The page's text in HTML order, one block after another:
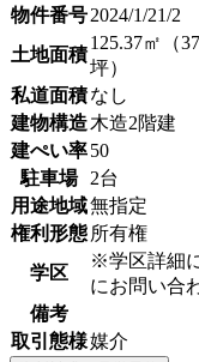
物件番号2024/1/21/2
土地面積
125.37㎡（
坪）
私道面積なし
建物構造木造2階建
建ぺい率50
駐車場
2台
用途地域無指定
権利形態 所有権
学区
※学区詳細
にお問い合
備考
取引態様媒介